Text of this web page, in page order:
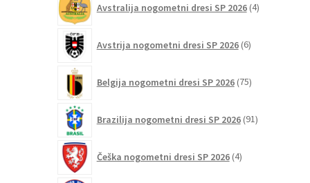
Avstralija nogometni dresi SP 2026 4izdelki
Avstrija nogometni dresi SP 2026 6izdelkov
Belgija nogometni dresi SP 2026 75izdelkov
Brazilija nogometni dresi SP 2026 91izdelkov
Češka nogometni dresi SP 2026 4izdelki